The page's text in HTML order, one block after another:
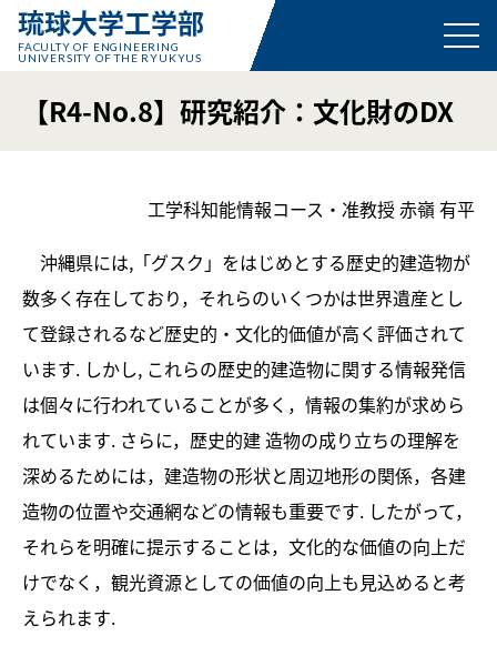
琉球大学工学部
FACULTY OF ENGINEERING
UNIVERSITY OF THE RYUKYUS
【R4-No.8】研究紹介：文化財のDX
工学科知能情報コース・准教授 赤嶺 有平
沖縄県には,「グスク」をはじめとする歴史的建造物が
数多く存在しており，それらのいくつかは世界遺産とし
て登録されるなど歴史的・文化的価値が高く評価されて
います. しかし, これらの歴史的建造物に関する情報発信
は個々に行われていることが多く，情報の集約が求めら
れています. さらに，歴史的建 造物の成り立ちの理解を
深めるためには，建造物の形状と周辺地形の関係，各建
造物の位置や交通網などの情報も重要です. したがって，
それらを明確に提示することは，文化的な価値の向上だ
けでなく，観光資源としての価値の向上も見込めると考
えられます.